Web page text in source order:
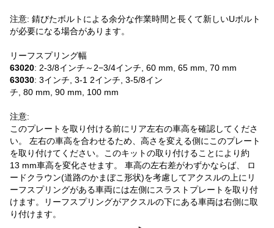
注意: 錆びたボルトによる余分な作業時間と長くて新しいUボルト
が必要になる場合があります。
リーフスプリング幅
63020: 2-3/8インチ～2−3/4インチ, 60 mm, 65 mm, 70 mm
63030: 3インチ, 3-1 2インチ, 3-5/8イン
チ, 80 mm, 90 mm, 100 mm
注意:
このプレートを取り付ける前にリア左右の車高を確認してくださ
い。 左右の車高を合わせるため、高さを変える側にこのプレート
を取り付けてください。このキットの取り付けることにより約
13 mm車高を変化させます。 車高の左右差がわずかならば、 ロ
ードクラウン(道路のかまぼこ形状)を考慮してアクスルの上にリ
ーフスプリングがある車両には左側にスラストプレートを取り付
けます。リーフスプリングがアクスルの下にある車両は右側に取
り付けます。